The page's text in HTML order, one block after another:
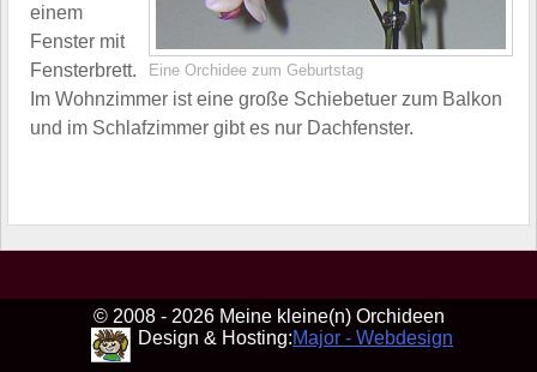
Eine Orchidee zum Geburtstag
einem
Fenster mit
Fensterbrett.
Im Wohnzimmer ist eine große Schiebetuer zum Balkon
und im Schlafzimmer gibt es nur Dachfenster.
© 2008 - 2026 Meine kleine(n) Orchideen
Design & Hosting:Major - Webdesign